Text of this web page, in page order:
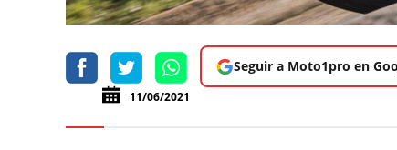
Seguir a Moto1pro en
11/06/2021